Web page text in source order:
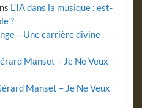
L’IA dans la musique : est-
?
– Une carrière divine
Manset – Je Ne Veux
Manset – Je Ne Veux